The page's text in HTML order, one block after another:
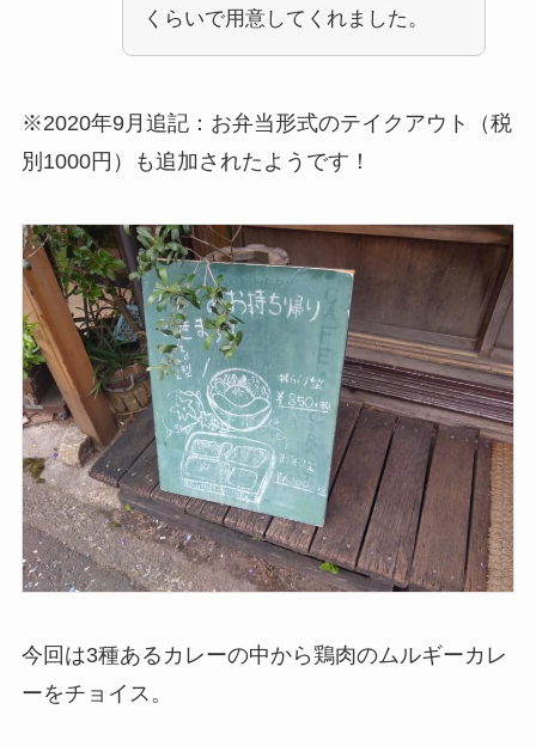
くらいで用意してくれました。
※2020年9月追記：お弁当形式のテイクアウト（税
別1000円）も追加されたようです！
今回は3種あるカレーの中から鶏肉のムルギーカレ
ーをチョイス。